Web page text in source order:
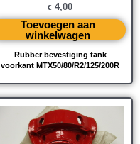
Rubber bevestiging tank
voorkant MTX50/80/R2/125/200R
€ 4,00
Toevoegen aan
winkelwagen